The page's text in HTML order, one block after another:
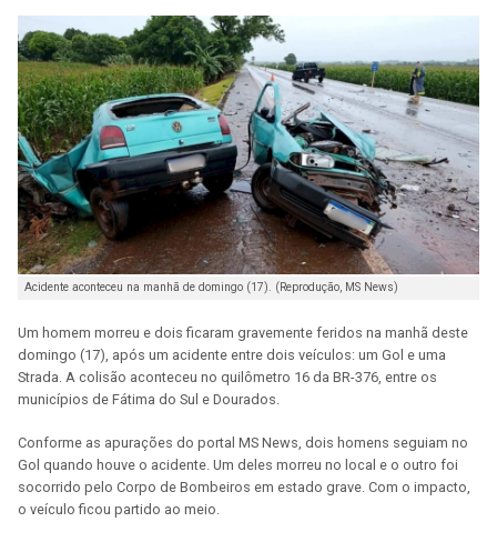
Acidente aconteceu na manhã de domingo (17). (Reprodução, MS News)
Um homem morreu e dois ficaram gravemente feridos na manhã deste
domingo (17), após um acidente entre dois veículos: um Gol e uma
Strada. A colisão aconteceu no quilômetro 16 da BR-376, entre os
municípios de Fátima do Sul e Dourados.
Conforme as apurações do portal MS News, dois homens seguiam no
Gol quando houve o acidente. Um deles morreu no local e o outro foi
socorrido pelo Corpo de Bombeiros em estado grave. Com o impacto,
o veículo ficou partido ao meio.